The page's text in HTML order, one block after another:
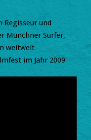
und
Münchner Surfer,
weltweit
im Jahr 2009